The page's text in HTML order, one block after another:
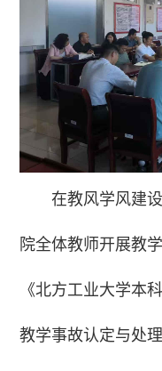
在教风学风建
院全体教师开展教
《北方工业大学本
教学事故认定与处